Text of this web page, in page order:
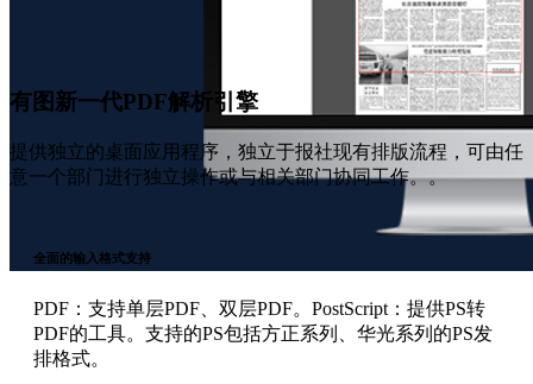
有图新一代PDF解析引擎
提供独立的桌面应用程序，独立于报社现有排版流程，可由任
意一个部门进行独立操作或与相关部门协同工作。。
全面的输入格式支持
PDF：支持单层PDF、双层PDF。PostScript：提供PS转
PDF的工具。支持的PS包括方正系列、华光系列的PS发
排格式。